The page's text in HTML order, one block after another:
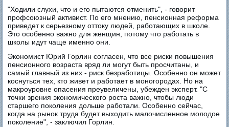
"Ходили слухи, что и его пытаются отменить", - говорит
профсоюзный активист. По его мнению, пенсионная реформа
приведет к серьезному оттоку людей, работающих в школе.
Это особенно важно для женщин, потому что работать в
школы идут чаще именно они.
Экономист Юрий Горлин согласен, что все риски повышения
пенсионного возраста вряд ли могут быть просчитаны, и
самый главный из них - риск безработицы. Особенно он может
коснуться тех, кто живет и работает в моногородах. Но на
макроуровне опасения преувеличены, убежден эксперт. "С
точки зрения экономического роста важно, чтобы люди
старшего поколения дольше работали. Особенно сейчас,
когда на рынок труда будет выходить малочисленное молодое
поколение", - заключил Горлин.